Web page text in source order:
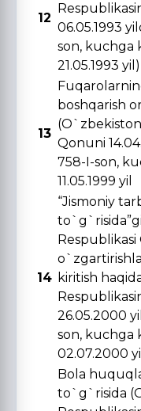
12
06.05.1993
son, kuchga
21.05.1993 yil)
13
boshqarish
Qonuni
758-I-son,
11.05.1999 yil
14
“Jismoniy
kiritish
26.05.2000
son, kuchga
02.07.2000
Bola
to`g`risida